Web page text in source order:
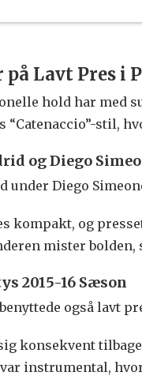
på Lavt Pres i
hold har med
“Catenaccio”-stil,
og Diego
under Diego
kompakt, og
mister
2015-16 Sæson
også lavt
konsekvent
var instrumental,